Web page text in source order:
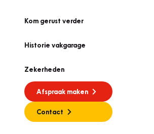
Kom gerust verder
Historie vakgarage
Zekerheden
Afspraak maken
Contact